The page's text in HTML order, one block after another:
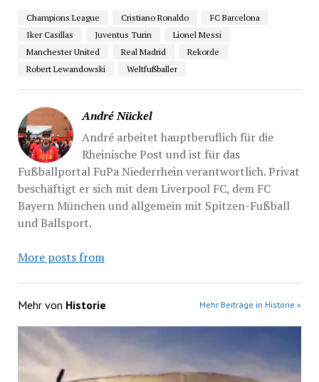
Champions League Cristiano Ronaldo
FC Barcelona
Iker Casillas
Juventus Turin
Lionel Messi
Manchester United
Real Madrid
Rekorde
Robert Lewandowski
Weltfußballer
André Nückel
André arbeitet hauptberuflich für die
Rheinische Post und ist für das
Fußballportal FuPa Niederrhein verantwortlich. Privat
beschäftigt er sich mit dem Liverpool FC, dem FC
Bayern München und allgemein mit Spitzen-Fußball
und Ballsport.
More posts from
Mehr von Historie Mehr Beiträge in Historie »